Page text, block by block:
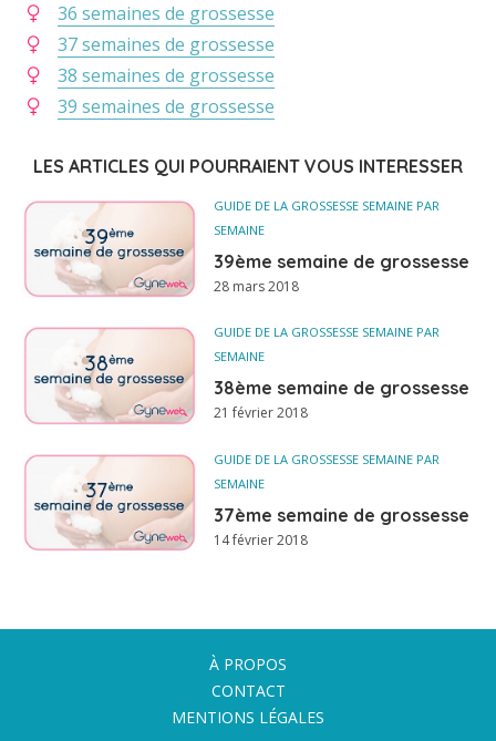
36 semaines de grossesse
37 semaines de grossesse
38 semaines de grossesse
39 semaines de grossesse
LES ARTICLES QUI POURRAIENT VOUS INTERESSER
GUIDE DE LA GROSSESSE SEMAINE PAR
SEMAINE
39ème semaine de grossesse
28 mars 2018
GUIDE DE LA GROSSESSE SEMAINE PAR
SEMAINE
38ème semaine de grossesse
21 février 2018
GUIDE DE LA GROSSESSE SEMAINE PAR
SEMAINE
37ème semaine de grossesse
14 février 2018
À PROPOS
CONTACT
MENTIONS LÉGALES